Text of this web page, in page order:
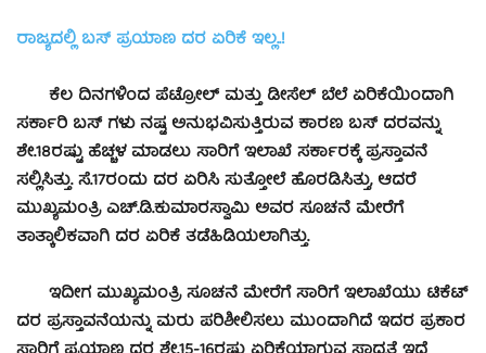
ರಾಜ್ಯದಲ್ಲಿ ಬಸ್ ಪ್ರಯಾಣ ದರ ಏರಿಕೆ ಇಲ್ಲ..!
ಕೆಲ ದಿನಗಳಿಂದ ಪೆಟ್ರೋಲ್ ಮತ್ತು ಡೀಸೆಲ್ ಬೆಲೆ ಏರಿಕೆಯಿಂದಾಗಿ
ಸರ್ಕಾರಿ ಬಸ್ ಗಳು ನಷ್ಟ ಅನುಭವಿಸುತ್ತಿರುವ ಕಾರಣ ಬಸ್ ದರವನ್ನು
ಶೇ.18ರಷ್ಟು ಹೆಚ್ಚಳ ಮಾಡಲು ಸಾರಿಗೆ ಇಲಾಖೆ ಸರ್ಕಾರಕ್ಕೆ ಪ್ರಸ್ತಾವನೆ
ಸಲ್ಲಿಸಿತ್ತು. ಸೆ.17ರಂದು ದರ ಏರಿಸಿ ಸುತ್ತೋಲೆ ಹೊರಡಿಸಿತ್ತು, ಆದರೆ
ಮುಖ್ಯಮಂತ್ರಿ ಎಚ್‌.ಡಿ.ಕುಮಾರಸ್ವಾಮಿ ಅವರ ಸೂಚನೆ ಮೇರೆಗೆ
ತಾತ್ಕಾಲಿಕವಾಗಿ ದರ ಏರಿಕೆ ತಡೆಹಿಡಿಯಲಾಗಿತ್ತು.
ಇದೀಗ ಮುಖ್ಯಮಂತ್ರಿ ಸೂಚನೆ ಮೇರೆಗೆ ಸಾರಿಗೆ ಇಲಾಖೆಯು ಟಿಕೆಟ್
ದರ ಪ್ರಸ್ತಾವನೆಯನ್ನು ಮರು ಪರಿಶೀಲಿಸಲು ಮುಂದಾಗಿದೆ ಇದರ ಪ್ರಕಾರ